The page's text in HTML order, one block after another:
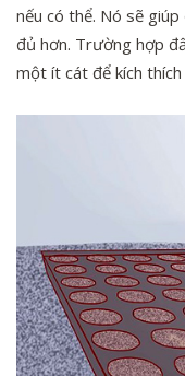
nếu có thể. Nó sẽ
đủ hơn. Trường hợp
một ít cát để kích